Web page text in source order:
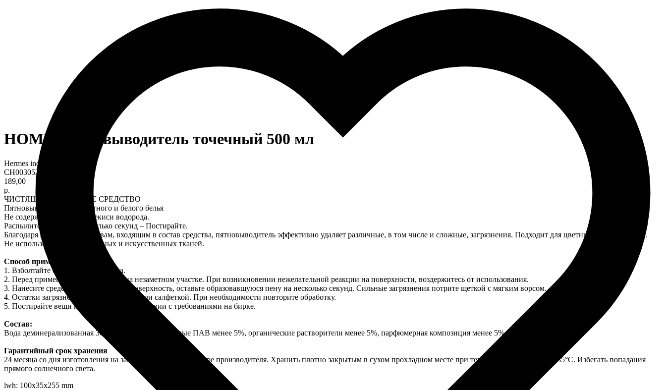
HOME Пятновыводитель точечный 500 мл
Hermes industry
CH0030524
189,00
р.
ЧИСТЯЩЕЕ И МОЮЩЕЕ СРЕДСТВО
Пятновыводитель для цветного и белого белья
Не содержит хлор. Без перекиси водорода.
Распылите на пятно - несколько секунд – Постирайте.
Благодаря активным веществам, входящим в состав средства, пятновыводитель эффективно удаляет различные, в том числе и сложные, загрязнения. Подходит для цветных и белых вещей.
Не использовать для деликатных и искусственных тканей.
Способ применения:
1. Взболтайте содержимое флакона.
2. Перед применением попробуйте на незаметном участке. При возникновении нежелательной реакции на поверхности, воздержитесь от использования.
3. Нанесите средство на очищаемую поверхность, оставьте образовавшуюся пену на несколько секунд. Сильные загрязнения потрите щеткой c мягким ворсом.
4. Остатки загрязнений уберите губкой или салфеткой. При необходимости повторите обработку.
5. Постирайте вещи как обычно в соответствии с требованиями на бирке.
Состав:
Вода деминерализованная 30% и более, неионогенные ПАВ менее 5%, органические растворители менее 5%, парфюмерная композиция менее 5%, соль ЭДТА менее 5%.
Гарантийный срок хранения
24 месяца со дня изготовления на заводе-изготовителе, в таре производителя. Хранить плотно закрытым в сухом прохладном месте при температуре от +5°С до +35°С. Избегать попадания
прямого солнечного света.
lwh: 100x35x255 mm